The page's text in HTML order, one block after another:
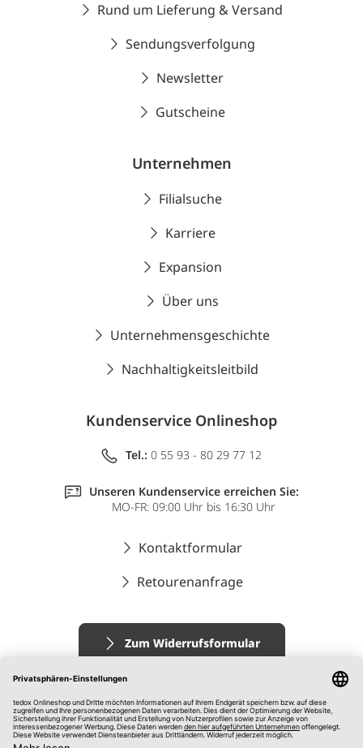
Rund um Lieferung & Versand
Sendungsverfolgung
Newsletter
Gutscheine
Unternehmen
Filialsuche
Karriere
Expansion
Über uns
Unternehmensgeschichte
Nachhaltigkeitsleitbild
Kundenservice Onlineshop
Tel.: 0 55 93 - 80 29 77 12
Unseren Kundenservice erreichen Sie:
MO-FR: 09:00 Uhr bis 16:30 Uhr
Kontaktformular
Retourenanfrage
Zum Widerrufsformular
Impressum
AGB